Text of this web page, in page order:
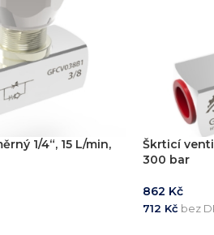
1/4“, 15 L/min,
Škrticí
300 bar
862 Kč
712 Kč bez